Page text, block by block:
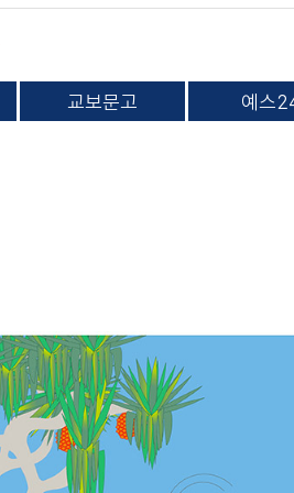
교보문고 예스